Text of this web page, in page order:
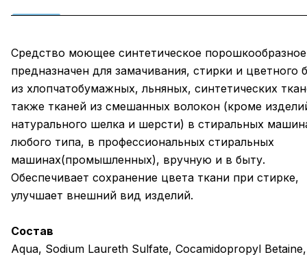
Средство моющее синтетическое
предназначен для замачивания, стирки и цветного
из хлопчатобумажных, льняных, синтетических
также тканей из смешанных волокон (кроме
натурального шелка и шерсти) в стиральных
любого типа, в профессиональных стиральных
машинах(промышленных), вручную и в быту.
Обеспечивает сохранение цвета ткани при стирке,
улучшает внешний вид изделий.
Состав
Aqua, Sodium Laureth Sulfate, Cocamidopropyl Betaine,